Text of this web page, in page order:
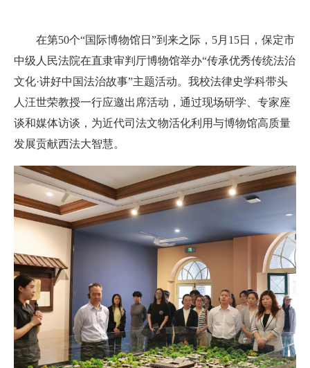
在第50个“国际博物馆日”到来之际， 5月15日， 保定市
中级人民法院在直隶审判厅博物馆举办“传承优秀传统法治
文化·讲好中国法治故事”主题活动。我校法律史学科带头
人汪世荣教授一行应邀出席活动，通过现场研学、专家座
谈和媒体访谈，为近代司法文物活化利用与博物馆高质量
发展贡献西法大智慧。